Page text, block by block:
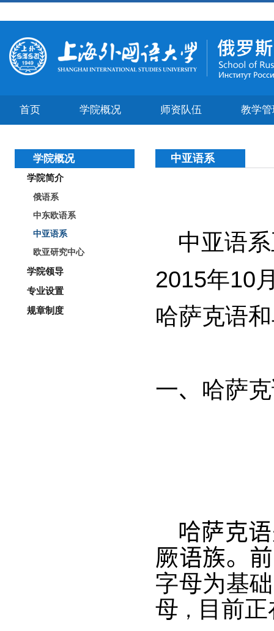
首页 学院概况 师资队伍 教学
学院概况
学院简介
俄语系
中东欧语系
中亚语系
欧亚研究中心
学院领导
专业设置
规章制度
中亚语系
中亚语
2015年10
哈萨克语
一、哈萨
哈萨克
厥语族。
字母为基
母 ， 目前